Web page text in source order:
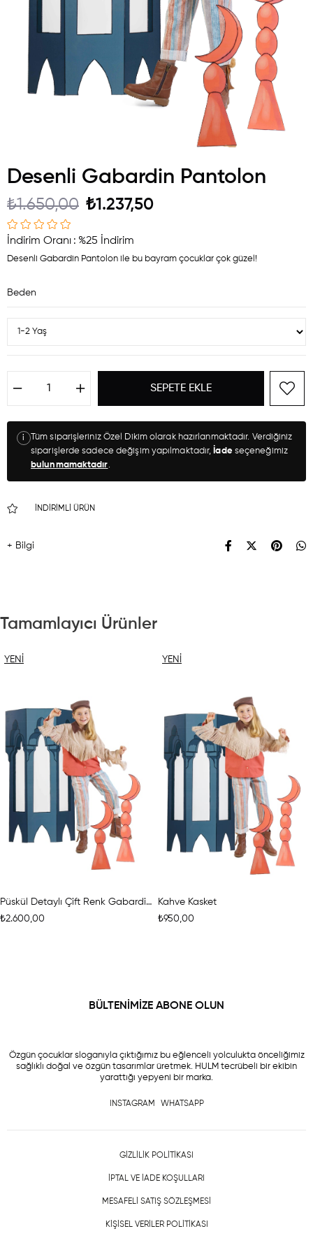
Desenli Gabardin Pantolon
₺1.650,00 ₺1.237,50
İndirim Oranı : %25 İndirim
Desenli Gabardin Pantolon ile bu bayram çocuklar çok güzel!
Beden
i
Tüm siparişleriniz Özel Dikim olarak hazırlanmaktadır. Verdiğiniz
siparişlerde sadece değişim yapılmaktadır, İadeseçeneğimiz
bulunmamaktadır.
İNDIRIMLI ÜRÜN
+ Bilgi
Tamamlayıcı Ürünler
Püskül Detaylı Çift Renk Gabardin Gömlek
₺2.600,00
YENI
Kahve Kasket
₺950,00
YENI
BÜLTENİMİZE ABONE OLUN
Özgün çocuklar sloganıyla çıktığımız bu eğlenceli yolculukta önceliğimiz
sağlıklı doğal ve özgün tasarımlar üretmek. HULM tecrübeli bir ekibin
yarattığı yepyeni bir marka.
INSTAGRAM WHATSAPP
GİZLİLİK POLİTİKASI
İPTAL VE İADE KOŞULLARI
MESAFELİ SATIŞ SÖZLEŞMESİ
KİŞİSEL VERİLER POLİTİKASI